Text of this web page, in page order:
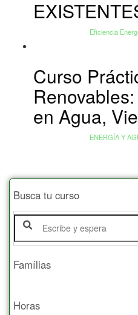
Eficiencia
Curso
en Agua,
ENERGÍA Y
Busca tu curso
Famílias
Horas